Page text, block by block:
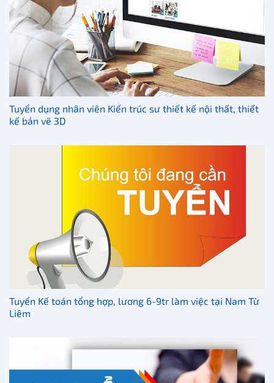
Tuyển dụng nhân viên Kiến trúc sư thiết kế nội thất, thiết
kế bản vẽ 3D
Tuyển Kế toán tổng hợp, lương 6-9tr làm việc tại Nam Từ
Liêm